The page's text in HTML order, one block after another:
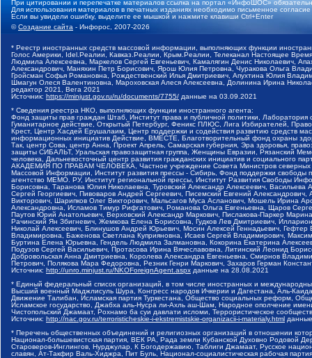
При цитировании и перепечатке материалов ссылка на портал «ИнфоШОС»
Для использования материалов в печатных изданиях необходимо письменное
Если вы увидели ошибку, выделите ее мышкой и нажмите клавиши Ctrl+Enter
©Создание сайта - Инфорос, 2007-2026
* Реестр иностранных средств массовой информации, выполняющих функции
Голос Америки, Idel.Реалии, Кавказ.Реалии, Крым.Реалии, Телеканал Настоящее
Людмила Алексеевна, Маркелов Сергей Евгеньевич, Камалягин Денис Николаевич,
Александрович, Маняхин Петр Борисович, Ярош Юлия Петровна, Чуракова Ольга
Гройсман Софья Романовна, Рождественский Илья Дмитриевич, Апухтина Юлия
Шмагун Олеся Валентиновна, Мароховская Алеся Алексеевна, Долинина Ирина
редактор 2021, Вега 2021
Источник: https://minjust.gov.ru/ru/documents/7755/ данные на 03.09.2021
* Сведения реестра НКО, выполняющих функции иностранного агента:
Фонд защиты прав граждан Штаб, Институт права и публичной политики,
Гуманитарное действие, Открытый Петербург, Феникс ПЛЮС, Лига Избирателей,
Крест, Центр Хасдей Ерушалаим, Центр поддержки и содействия развитию средств
информационных инициатив Действие, ВМЕСТЕ, Благотворительный фонд охраны
Так, центр Сова, центр Анна, Проект Апрель, Самарская губерния, Эра здоровья,
защиты СИБАЛЬТ, Уральская правозащитная группа, Женщины Евразии, Рязанский
человека, Дальневосточный центр развития гражданских инициатив и социального
АКАДЕМИЯ ПО ПРАВАМ ЧЕЛОВЕКА, Частное учреждение Совета Министров северных
Массовой Информации, Институт развития прессы - Сибирь, Фонд поддержки
агентство МЕМО. РУ, Институт региональной прессы, Институт Развития Свободы
Борисовна, Таранова Юлия Николаевна, Туровский Александр Алексеевич,
Сергей Георгиевич, Пивоваров Андрей Сергеевич, Писемский Евгений
Викторович, Шарипков Олег Викторович, Мальсагов Муса Асланович, Мошель Ирина
Александровна, Исламов Тимур Рифгатович, Романова Ольга Евгеньевна, Щаров
Паутов Юрий Анатольевич, Верховский Александр Маркович, Пислакова-Паркер
Рачинский Ян Збигневич, Жемкова Елена Борисовна, Гудков Лев Дмитриевич,
Николай Алексеевич, Блинушов Андрей Юрьевич, Мосин Алексей Геннадьевич,
Владимировна, Баженова Светлана Куприяновна, Исаев Сергей Владимирович,
Буртина Елена Юрьевна, Гендель Людмила Залмановна, Кокорина Екатерина
Подузов Сергей Васильевич, Протасова Ирина Вячеславовна, Литинский Леонид
Добровольская Анна Дмитриевна, Королева Александра Евгеньевна, Смирнов
Петрович, Полякова Мара Федоровна, Резник Генри Маркович, Захаров Герман
Источник: http://unro.minjust.ru/NKOForeignAgent.aspx данные на 28.08.2021
* Единый федеральный список организаций, в том числе иностранных и
Высший военный Маджлисуль Шура, Конгресс народов Ичкерии и Дагестана, Аль-
Движение Талибан, Исламская партия Туркестана, Общество социальных реформ,
Исламское государство, Джабха аль-Нусра ли-Ахль аш-Шам, Народное ополчение
Чистопольский Джамаат, Рохнамо ба суи давлати исломи, Террористическое
Источник: http://nac.gov.ru/terroristicheskie-i-ekstremistskie-organizacii-i-materialy.html
* Перечень общественных объединений и религиозных организаций в отношении
Национал-большевистская партия, ВЕК РА, Рада земли Кубанской Духовно Родовой
Староверов-Инглингов, Нурджулар, К Богодержавию, Таблиги Джамаат, Русское
славян, Ат-Такфир Валь-Хиджра, Пит Буль, Национал-социалистическая рабочая